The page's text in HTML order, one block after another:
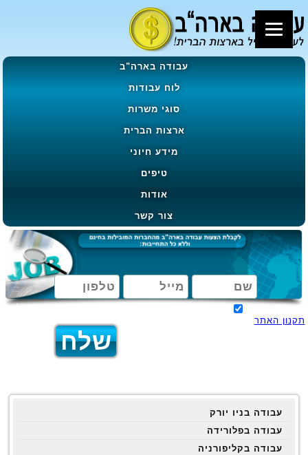
עבודה בארה"ב
לוח עבודות
סוגי משרות
ארצות הברית
מידע חיוני
טיפים
אודות
צור קשר
תקנון האתר
עבודה בניו יורק
עבודה בפלורידה
עבודה בקליפורניה